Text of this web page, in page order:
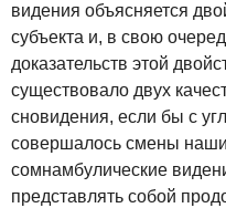
видения объясняется
субъекта и, в свою
доказательств этой
существовало двух
сновидения, если бы с
совершалось смены
сомнамбулические
представлять собой